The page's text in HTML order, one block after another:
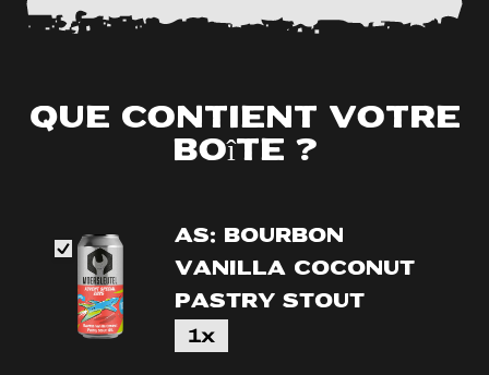
Que contient votre
boîte ?
AS: Bourbon
Vanilla Coconut
Pastry Stout
1x